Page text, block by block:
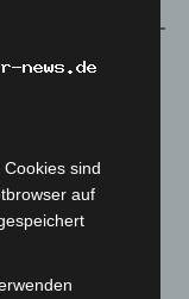
sind
auf